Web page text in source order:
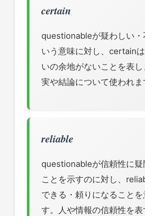
certain
questionableが疑わしい・
いう意味に対し、certain
いの余地がないことを表
実や結論について使われま
reliable
questionableが信頼性に疑
ことを示すのに対し、
できる・頼りになることを
す。人や情報の信頼性を表